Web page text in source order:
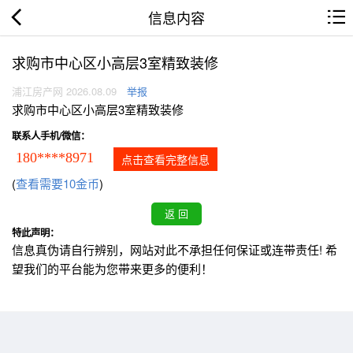
信息内容
求购市中心区小高层3室精致装修
浦江房产网 2026.08.09 举报
求购市中心区小高层3室精致装修
联系人手机/微信：
180****8971 点击查看完整信息
(查看需要10金币)
特此声明：
信息真伪请自行辨别，网站对此不承担任何保证或连带责任! 希
望我们的平台能为您带来更多的便利！